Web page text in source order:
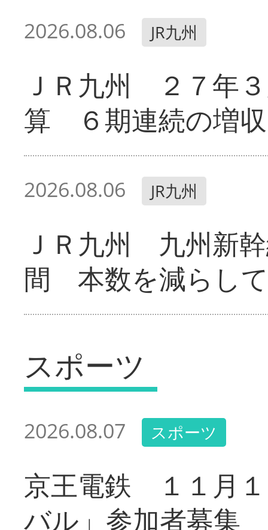
2026.08.06 JR九州
ＪＲ九州 ２７年
算 ６期連続の増収
2026.08.06 JR九州
ＪＲ九州 九州新
間 本数を減らし
スポーツ
2026.08.07 スポーツ
京王電鉄 １１月
バル」参加者募集